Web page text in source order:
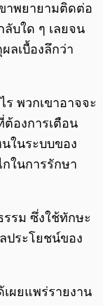
าพยายามติดต่อ
บใด ๆ เลยจน
ลเบื้องลึกว่า
ร พวกเขาอาจจะ
ต้องการเตือน
ในระบบของ
ในการรักษา
รรม ซึ่งใช้ทักษะ
ประโยชน์ของ
เผยแพร่รายงาน